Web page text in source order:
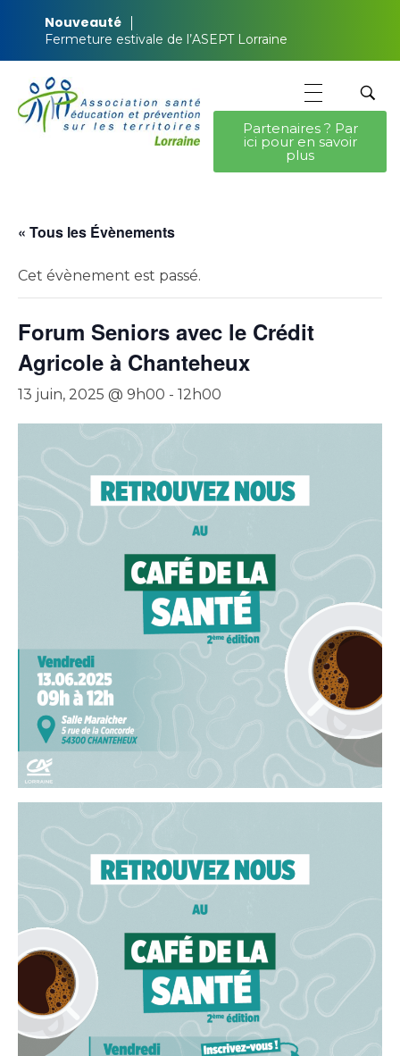
Nouveauté
Fermeture estivale de l’ASEPT Lorraine
Partenaires ? Par
ici pour en savoir
plus
« Tous les Évènements
Cet évènement est passé.
Forum Seniors avec le Crédit
Agricole à Chanteheux
13 juin, 2025 @ 9h00 - 12h00